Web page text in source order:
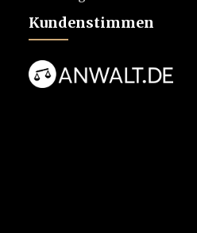
Kundenstimmen